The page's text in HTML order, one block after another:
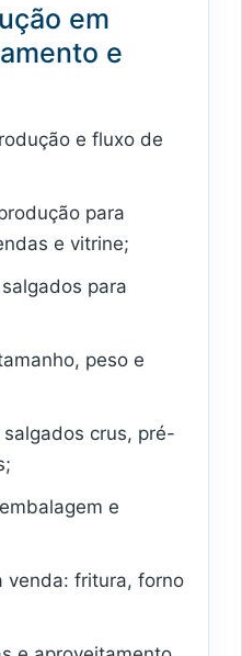
em
e
e fluxo de
para
e vitrine;
para
peso e
crus, pré-
e
venda: fritura, forno